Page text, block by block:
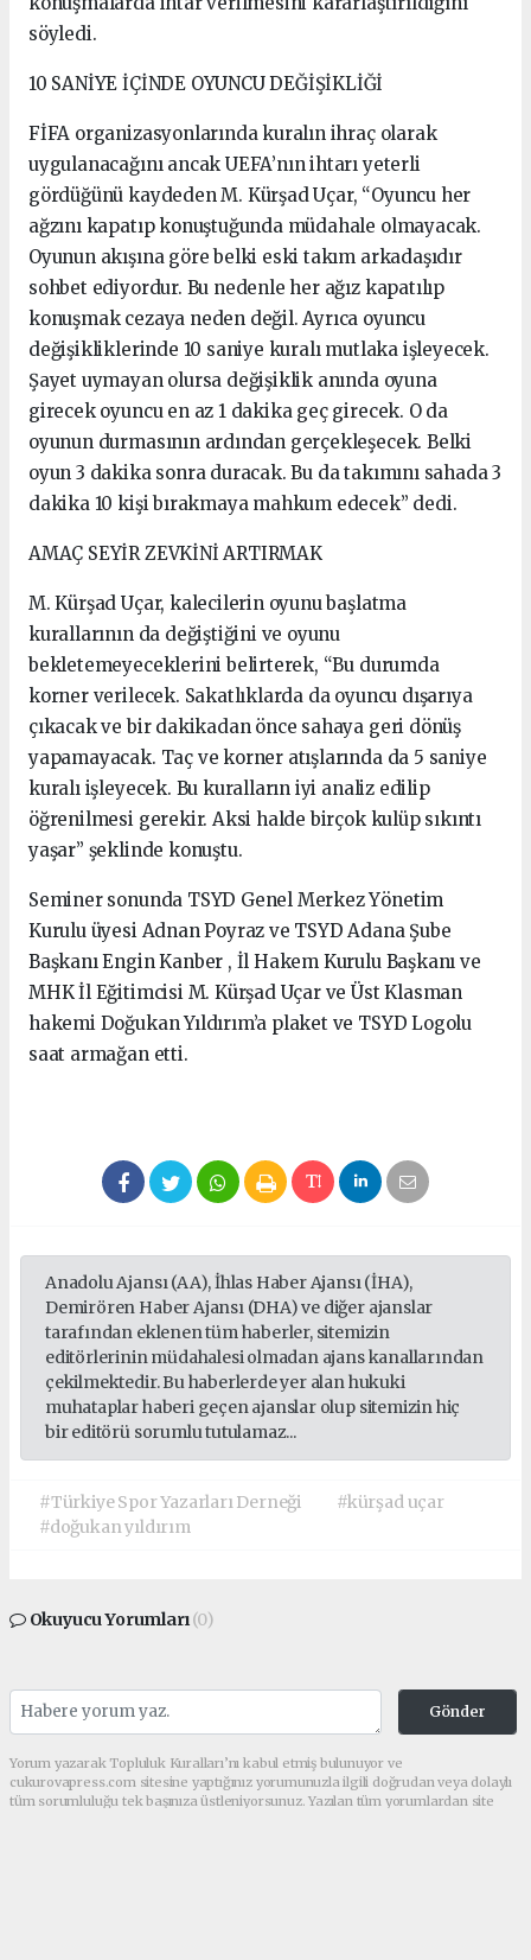
söyledi.
10 SANİYE İÇİNDE OYUNCU DEĞİŞİKLİĞİ
FİFA organizasyonlarında kuralın ihraç olarak
uygulanacağını ancak UEFA’nın ihtarı yeterli
gördüğünü kaydeden M. Kürşad Uçar, “Oyuncu her
ağzını kapatıp konuştuğunda müdahale olmayacak.
Oyunun akışına göre belki eski takım arkadaşıdır
sohbet ediyordur. Bu nedenle her ağız kapatılıp
konuşmak cezaya neden değil. Ayrıca oyuncu
değişikliklerinde 10 saniye kuralı mutlaka işleyecek.
Şayet uymayan olursa değişiklik anında oyuna
girecek oyuncu en az 1 dakika geç girecek. O da
oyunun durmasının ardından gerçekleşecek. Belki
oyun 3 dakika sonra duracak. Bu da takımını sahada 3
dakika 10 kişi bırakmaya mahkum edecek” dedi.
AMAÇ SEYİR ZEVKİNİ ARTIRMAK
M. Kürşad Uçar, kalecilerin oyunu başlatma
kurallarının da değiştiğini ve oyunu
bekletemeyeceklerini belirterek, “Bu durumda
korner verilecek. Sakatlıklarda da oyuncu dışarıya
çıkacak ve bir dakikadan önce sahaya geri dönüş
yapamayacak. Taç ve korner atışlarında da 5 saniye
kuralı işleyecek. Bu kuralların iyi analiz edilip
öğrenilmesi gerekir. Aksi halde birçok kulüp sıkıntı
yaşar” şeklinde konuştu.
Seminer sonunda TSYD Genel Merkez Yönetim
Kurulu üyesi Adnan Poyraz ve TSYD Adana Şube
Başkanı Engin Kanber , İl Hakem Kurulu Başkanı ve
MHK İl Eğitimcisi M. Kürşad Uçar ve Üst Klasman
hakemi Doğukan Yıldırım’a plaket ve TSYD Logolu
saat armağan etti.
Anadolu Ajansı (AA), İhlas Haber Ajansı (İHA),
Demirören Haber Ajansı (DHA) ve diğer ajanslar
tarafından eklenen tüm haberler, sitemizin
editörlerinin müdahalesi olmadan ajans kanallarından
çekilmektedir. Bu haberlerde yer alan hukuki
muhataplar haberi geçen ajanslar olup sitemizin hiç
bir editörü sorumlu tutulamaz...
#Türkiye Spor Yazarları Derneği
#kürşad uçar
#doğukan yıldırım
Okuyucu Yorumları(0)
Gönder
Yorum yazarak Topluluk Kuralları’nı kabul etmiş bulunuyor ve
cukurovapress.com sitesine yaptığınız yorumunuzla ilgili doğrudan veya dolaylı
tüm sorumluluğu tek başınıza üstleniyorsunuz. Yazılan tüm yorumlardan site